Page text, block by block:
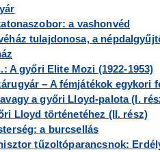
a vashonvéd
tulajdonosa, a
A győri Elite Mozi (1922-1953)
– A fémjátékok egykori
a győri Lloyd-palota (I.
Lloyd történetéhez (II. rész)
a burcsellás
tűzoltóparancsnok: